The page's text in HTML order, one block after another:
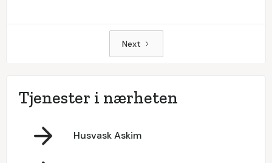
Next
Tjenester i nærheten
Husvask Askim